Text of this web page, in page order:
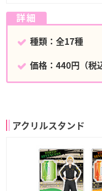
詳細
種類：全17種
価格：440円（税
アクリルスタンド